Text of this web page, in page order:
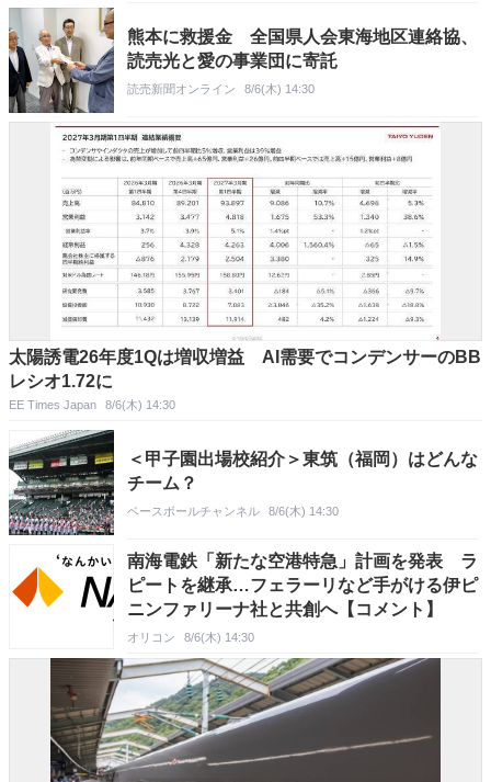
熊本に救援金 全国県人会東海地区連絡協、
読売光と愛の事業団に寄託
読売新聞オンライン 8/6(木) 14:30
太陽誘電26年度1Qは増収増益 AI需要でコンデンサーのBB
レシオ1.72に
EE Times Japan 8/6(木) 14:30
＜甲子園出場校紹介＞東筑（福岡）はどんな
チーム？
ベースボールチャンネル 8/6(木) 14:30
南海電鉄「新たな空港特急」計画を発表 ラ
ピートを継承…フェラーリなど手がける伊ピ
ニンファリーナ社と共創へ【コメント】
オリコン 8/6(木) 14:30